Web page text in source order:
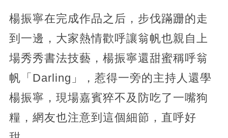
楊振寧在完成作品之后，步伐蹣跚的走
到一邊，大家熱情歡呼讓翁帆也親自上
場秀秀書法技藝，楊振寧還甜蜜稱呼翁
帆「Darling」，惹得一旁的主持人還學
楊振寧，現場嘉賓猝不及防吃了一嘴狗
糧，網友也注意到這個細節，直呼好